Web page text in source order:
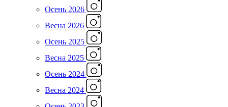
Осень 2026
Весна 2026
Осень 2025
Весна 2025
Осень 2024
Весна 2024